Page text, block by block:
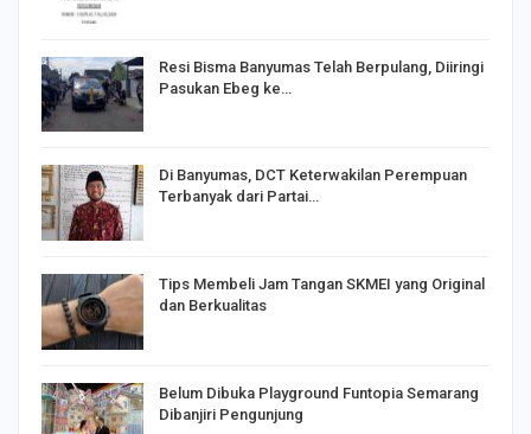
Resi Bisma Banyumas Telah Berpulang, Diiringi
Pasukan Ebeg ke…
Di Banyumas, DCT Keterwakilan Perempuan
Terbanyak dari Partai…
Tips Membeli Jam Tangan SKMEI yang Original
dan Berkualitas
Belum Dibuka Playground Funtopia Semarang
Dibanjiri Pengunjung